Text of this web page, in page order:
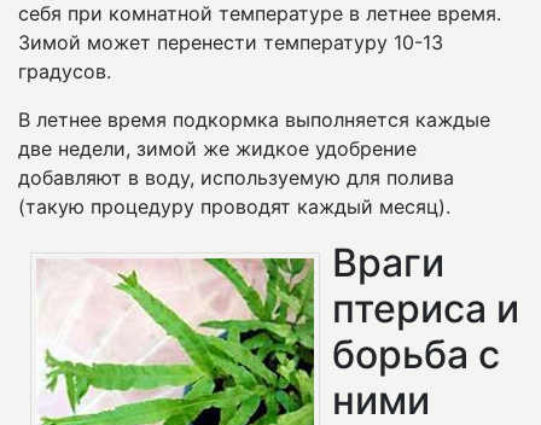
себя при комнатной температуре в летнее время.
Зимой может перенести температуру 10-13
градусов.
В летнее время подкормка выполняется каждые
две недели, зимой же жидкое удобрение
добавляют в воду, используемую для полива
(такую процедуру проводят каждый месяц).
Враги
птериса и
борьба с
ними